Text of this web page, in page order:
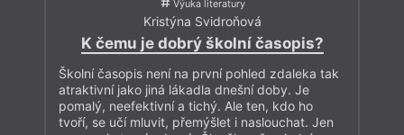
Výuka literatury
Kristýna Svidroňová
K čemu je dobrý školní časopis?
Školní časopis není na první pohled zdaleka tak
atraktivní jako jiná lákadla dnešní doby. Je
pomalý, neefektivní a tichý. Ale ten, kdo ho
tvoří, se učí mluvit, přemýšlet i naslouchat. Jen